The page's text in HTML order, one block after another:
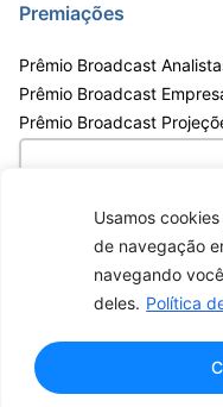
como você interage
personalizar
concorda com o uso
Usamos
de navegação
navegando
deles. Política
Premiações
Prêmio Broadcast
Prêmio Broadcast
Prêmio Broadcast